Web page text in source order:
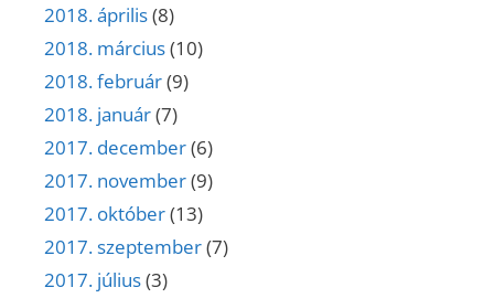
2018. április(8)
2018. március(10)
2018. február(9)
2018. január(7)
2017. december(6)
2017. november(9)
2017. október(13)
2017. szeptember(7)
2017. július(3)